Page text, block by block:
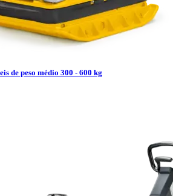
de peso médio 300 - 600 kg